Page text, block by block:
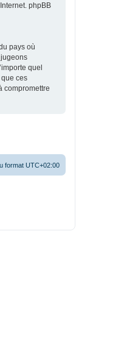
phpBB
pays où
quel
ces
compromettre
format UTC+02:00